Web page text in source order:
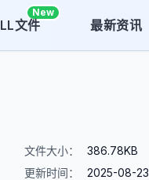
文件
New
最新资讯
文件大小：
386.78KB
更新时间：
2025-08-23